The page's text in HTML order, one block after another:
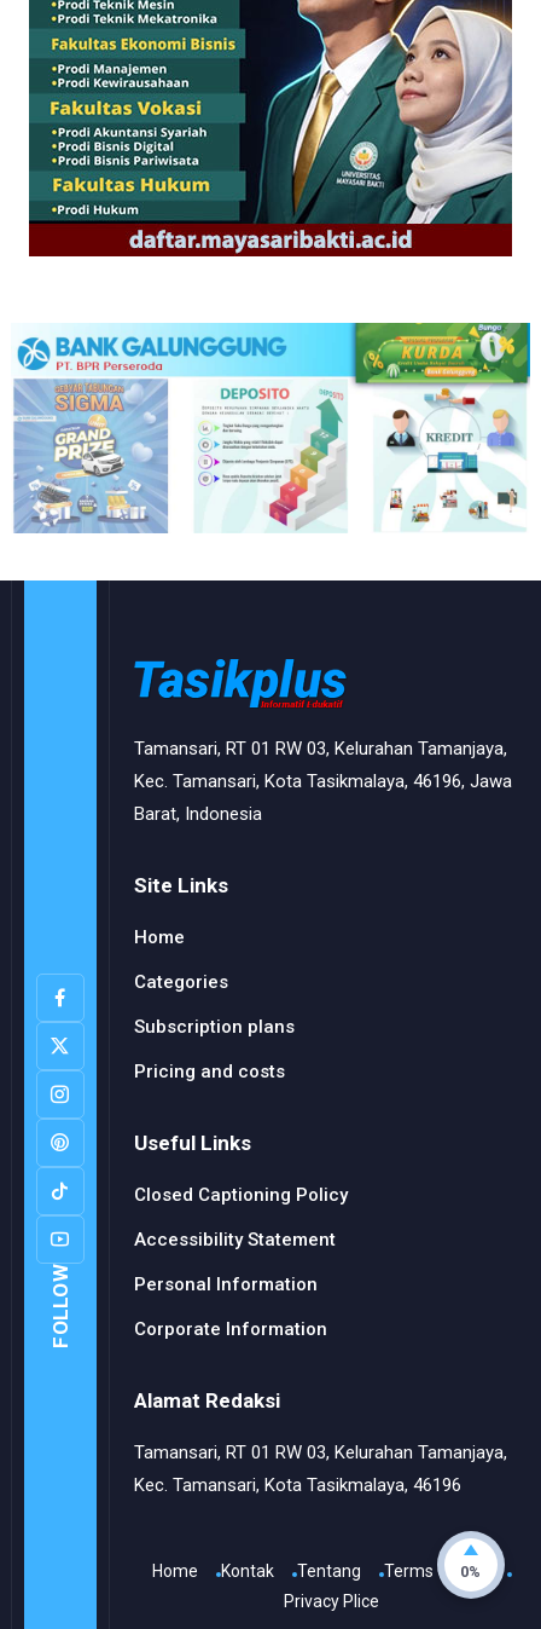
FOLLOW
Tamansari, RT 01 RW 03, Kelurahan Tamanjaya,
Kec. Tamansari, Kota Tasikmalaya, 46196, Jawa
Barat, Indonesia
Site Links
Home
Categories
Subscription plans
Pricing and costs
Useful Links
Closed Captioning Policy
Accessibility Statement
Personal Information
Corporate Information
Alamat Redaksi
Tamansari, RT 01 RW 03, Kelurahan Tamanjaya,
Kec. Tamansari, Kota Tasikmalaya, 46196
Home Kontak Tentang
Terms Of Use
Privacy Plice
0%